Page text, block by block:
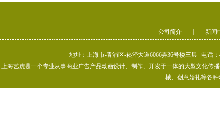
公司简介 新闻
地址：上海市-青浦区-崧泽大道6066弄36号楼三层 电话
上海艺虎是一个专业从事商业广告产品动画设计、制作、开发于一体的大型文化传
械、创意婚礼等各